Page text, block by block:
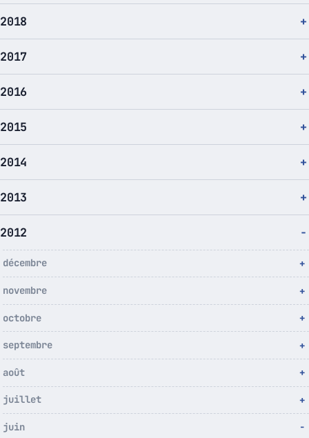
2018
2017
2016
2015
2014
2013
2012
décembre
novembre
octobre
septembre
août
juillet
juin